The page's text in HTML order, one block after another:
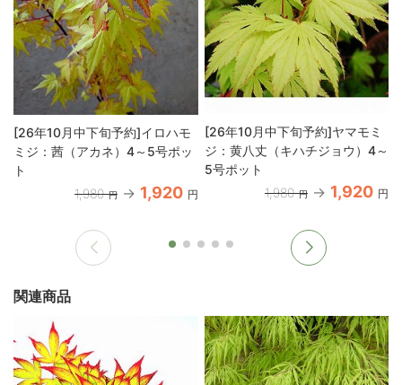
[26年10月中下旬予約]イロハモ
ミジ：茜（アカネ）4～5号ポッ
ト
1,980 円 1,920 円
[26年10月中下旬予約]ヤマモミ
ジ：黄八丈（キハチジョウ）4～
5号ポット
1,980 円 1,920 円
関連商品